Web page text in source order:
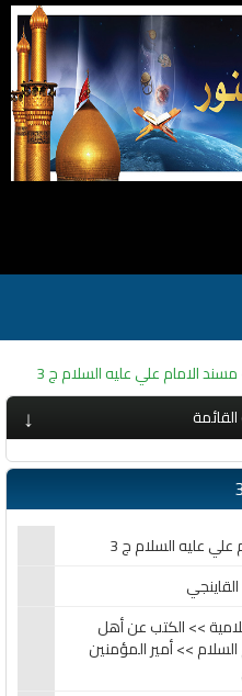
مسند الامام علي عليه السلام ج 3
↓
عليه السلام ج 3
>> الكتب عن أهل
السلام >> أمير المؤمنين